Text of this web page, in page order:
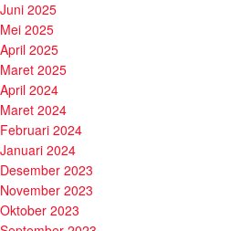
Juni 2025
Mei 2025
April 2025
Maret 2025
April 2024
Maret 2024
Februari 2024
Januari 2024
Desember 2023
November 2023
Oktober 2023